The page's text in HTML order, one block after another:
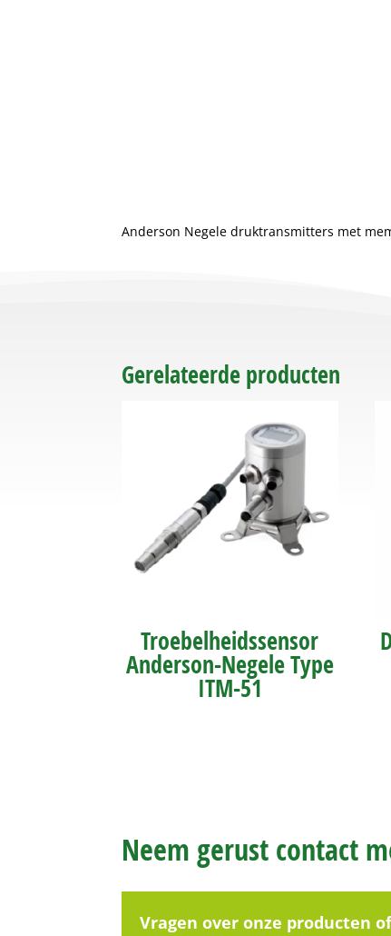
Anderson Negele druktransmitters met
Gerelateerde producten
Troebelheidssensor
Anderson-Negele Type
ITM-51
Neem gerust contact
Vragen over onze producten